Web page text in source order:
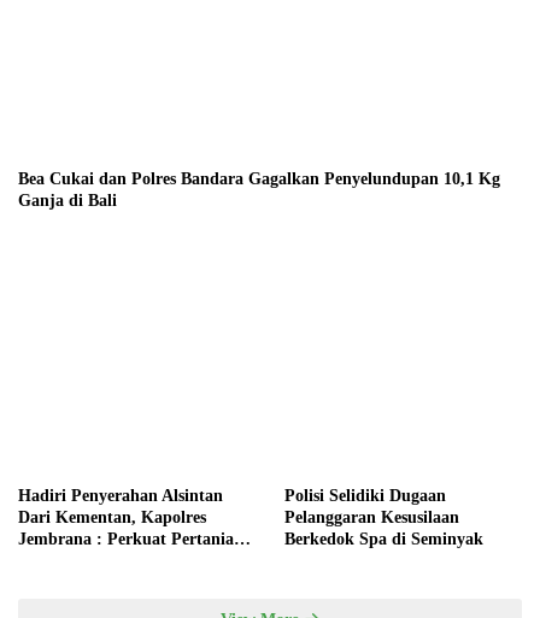
Bea Cukai dan Polres Bandara Gagalkan Penyelundupan 10,1 Kg
Ganja di Bali
Hadiri Penyerahan Alsintan
Dari Kementan, Kapolres
Jembrana : Perkuat Pertanian
Polisi Selidiki Dugaan
Pelanggaran Kesusilaan
Berkedok Spa di Seminyak